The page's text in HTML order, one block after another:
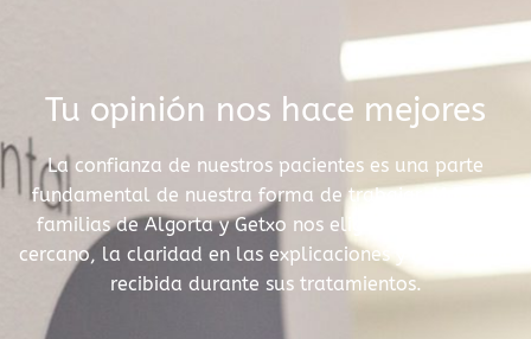
Tu opinión nos hace mejores
La confianza de nuestros pacientes es una parte
fundamental de nuestra forma de trabajar. Muchas
familias de Algorta y Getxo nos eligen por el trato
cercano, la claridad en las explicaciones y la atención
recibida durante sus tratamientos.